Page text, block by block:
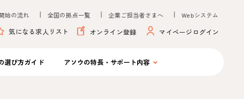
始の流れ 全国の拠点一覧 企業ご担当者さまへ Webシステム
気になる求人リスト オンライン登録 マイページログイン
選び方ガイド アソウの特長・サポート内容